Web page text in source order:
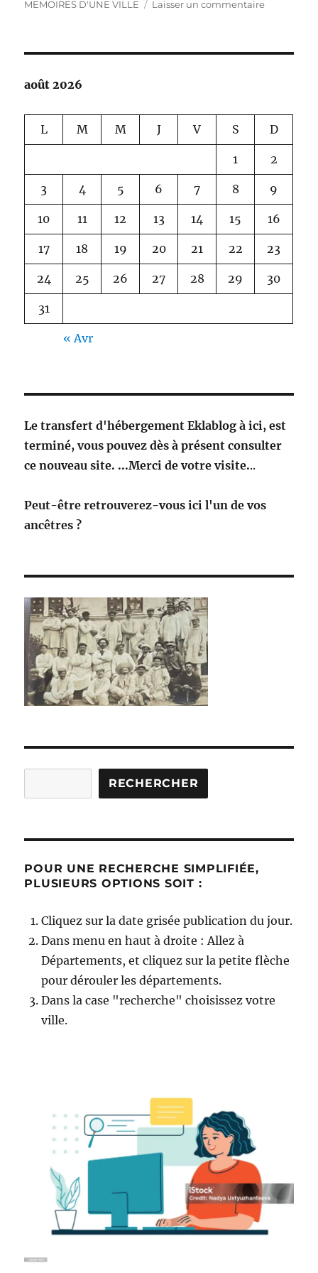
MEMOIRES D'UNE VILLE
Laisser un commentairesur
août 2026
L M M J V S D
1 2
3 4 5 6 7 8 9
10 11 12 13 14 15 16
17 18 19 20 21 22 23
24 25 26 27 28 29 30
31
« Avr
Le transfert d'hébergement Eklablog à ici, est
terminé, vous pouvez dès à présent consulter
ce nouveau site. ...Merci de votre visite...
Peut-être retrouverez-vous ici l'un de vos
ancêtres ?
RECHERCHER
POUR UNE RECHERCHE SIMPLIFIÉE,
PLUSIEURS OPTIONS SOIT :
Cliquez sur la date grisée publication du jour.
Dans menu en haut à droite : Allez à
Départements, et cliquez sur la petite flèche
pour dérouler les départements.
Dans la case "recherche" choisissez votre
ville.